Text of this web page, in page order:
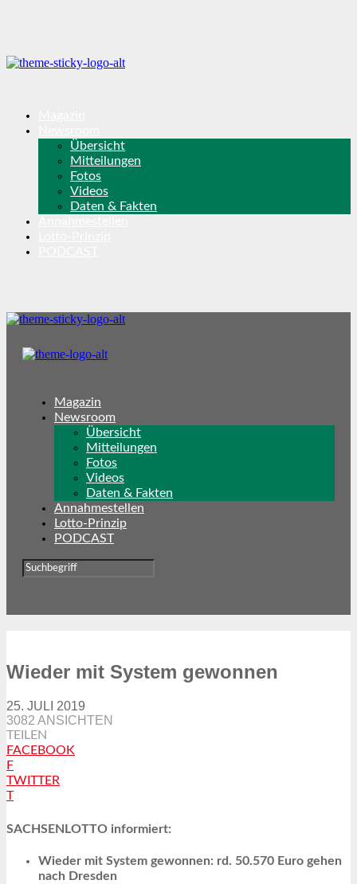
Übersicht
Mitteilungen
Fotos
Videos
Daten & Fakten
Magazin
Newsroom
Übersicht
Mitteilungen
Fotos
Videos
Daten & Fakten
Annahmestellen
Lotto-Prinzip
PODCAST
Wieder mit System gewonnen
25. JULI 2019
3082 ANSICHTEN
TEILEN
FACEBOOK
F
TWITTER
T
SACHSENLOTTO informiert:
Wieder mit System gewonnen: rd. 50.570 Euro gehen
nach Dresden